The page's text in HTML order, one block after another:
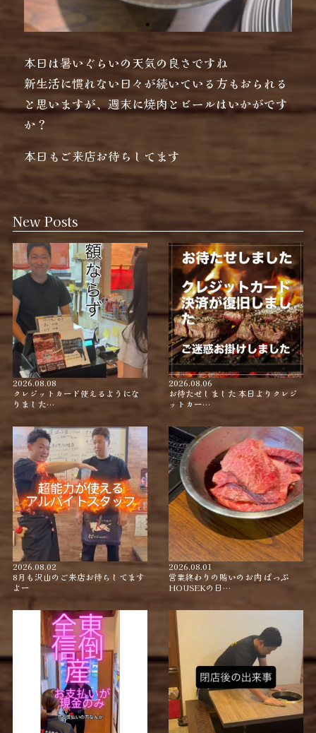
本日は暑いぐらいの天気の良さですね
新生活に慣れない日々が続いている方もおられる
と思いますが、週末に焼肉とビールはいかがです
か？
本日もご来店お待ちしてます
New Posts
2026.08.08
クレジットカード使えるようにな
りました…
2026.08.06
お待たせしました 本日よりクレジ
ットカー…
2026.08.02
8月も沢山のご来店お待ちしてます
よー
2026.08.01
営業終わりの賄いのお肉 ぱっぷ
HOUSEKの日…